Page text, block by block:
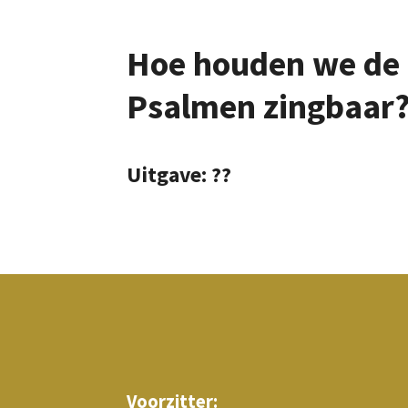
Hoe houden we de
Psalmen
Uitgave: ??
Voorzitter: